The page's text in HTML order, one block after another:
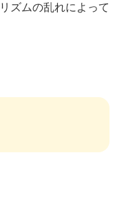
ズムの乱れによって